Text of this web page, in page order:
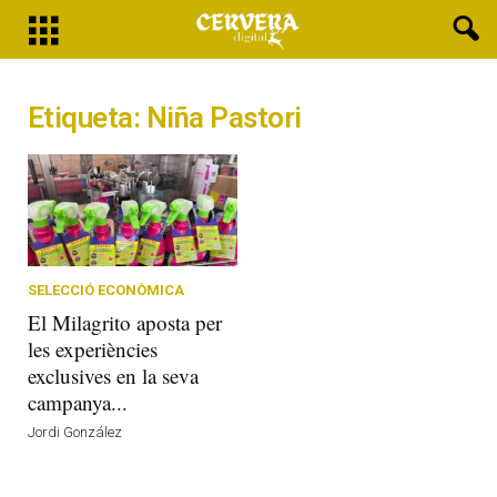
Etiqueta: Niña Pastori
SELECCIÓ ECONÒMICA
El Milagrito aposta per
les experiències
exclusives en la seva
campanya...
Jordi González